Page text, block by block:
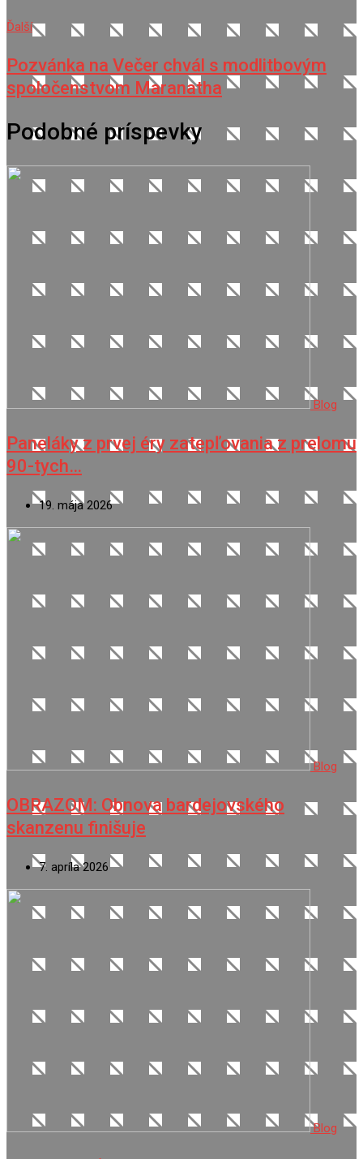
Ďalší
Pozvánka na Večer chvál s modlitbovým
spoločenstvom Maranatha
Podobné príspevky
Blog
Paneláky z prvej éry zatepľovania z prelomu
90-tych…
19. mája 2026
Blog
OBRAZOM: Obnova bardejovského
skanzenu finišuje
7. apríla 2026
Blog